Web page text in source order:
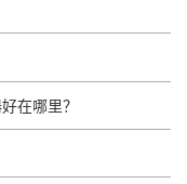
在哪里？